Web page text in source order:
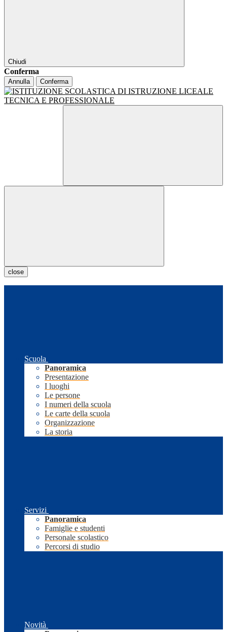
Chiudi
Conferma
Annulla Conferma
close
Scuola
Panoramica
Presentazione
I luoghi
Le persone
I numeri della scuola
Le carte della scuola
Organizzazione
La storia
Servizi
Panoramica
Famiglie e studenti
Personale scolastico
Percorsi di studio
Novità